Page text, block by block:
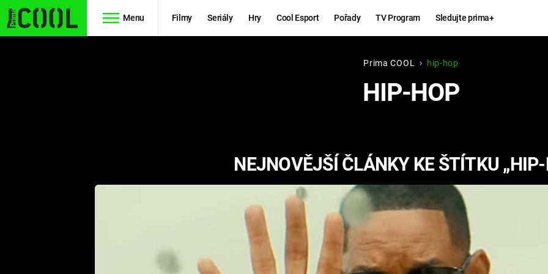
Menu Filmy Seriály Hry Cool Esport Pořady TV Program Sledujte prima+
RYCHLE A
ZBĚSILE 10
PREDÁTOR
KINGDOM
COME:
DELIVERANCE
ESPORT
Prima COOL hip-hop
HIP-HOP
NEJNOVĚJŠÍ ČLÁNKY KE ŠTÍTKU